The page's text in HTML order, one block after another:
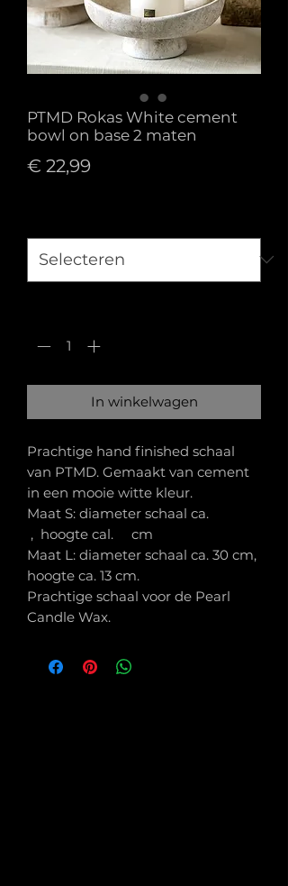
PTMD Rokas White cement
bowl on base 2 maten
€ 22,99
In winkelwagen
Prachtige hand finished schaal
van PTMD. Gemaakt van cement
in een mooie witte kleur.
Maat S: diameter schaal ca.
, hoogte cal. cm
Maat L: diameter schaal ca. 30 cm,
hoogte ca. 13 cm.
Prachtige schaal voor de Pearl
Candle Wax.